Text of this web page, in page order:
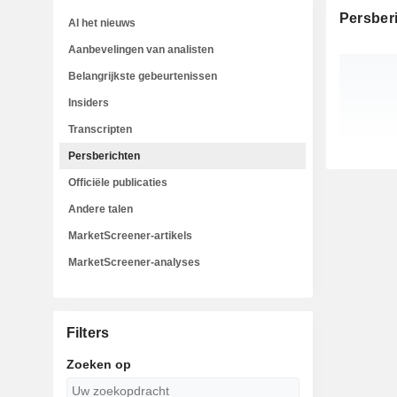
Al het nieuws
Aanbevelingen van analisten
Belangrijkste gebeurtenissen
Insiders
Transcripten
Persberichten
Officiële publicaties
Andere talen
MarketScreener-artikels
MarketScreener-analyses
Filters
Zoeken op